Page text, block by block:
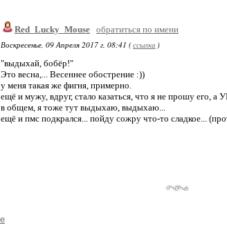
Red_Lucky_Mouse обратиться по имени
Воскресенье, 09 Апреля 2017 г. 08:41 (ссылка )
"выдыхай, бобёр!"
Это весна,... Весеннее обострение :))
у меня такая же фигня, примерно.
ещё и мужу, вдруг, стало казаться, что я не прошу его,
в общем, я тоже тут выдыхаю, выдыхаю...
ещё и пмс подкрался... пойду сожру что-то сладкое...